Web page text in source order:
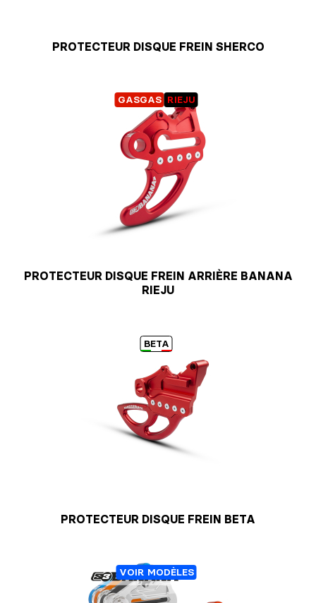
PROTECTEUR DISQUE FREIN SHERCO
GASGAS RIEJU
PROTECTEUR DISQUE FREIN ARRIÈRE BANANA
RIEJU
BETA
PROTECTEUR DISQUE FREIN BETA
VOIR MODÈLES